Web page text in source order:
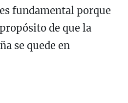
fundamental porque
de que la
se quede en